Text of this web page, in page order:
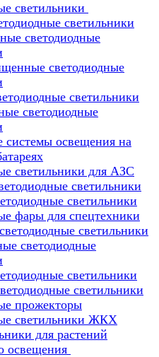
светильники
светильники
светодиодные
светодиодные
светильники
светодиодные
освещения на
светильники для АЗС
светильники
светильники
фары для спецтехники
светильники
светодиодные
светильники
светильники
прожекторы
светильники ЖКХ
для растений
освещения